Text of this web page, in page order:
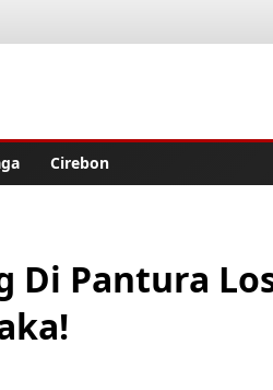
Cirebon
Di Pantura